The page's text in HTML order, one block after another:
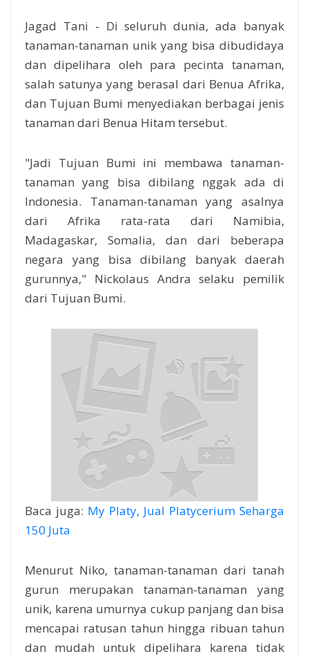
Jagad Tani - Di seluruh dunia, ada banyak
tanaman-tanaman unik yang bisa dibudidaya
dan dipelihara oleh para pecinta tanaman,
salah satunya yang berasal dari Benua Afrika,
dan Tujuan Bumi menyediakan berbagai jenis
tanaman dari Benua Hitam tersebut.
"Jadi Tujuan Bumi ini membawa tanaman-
tanaman yang bisa dibilang nggak ada di
Indonesia. Tanaman-tanaman yang asalnya
dari Afrika rata-rata dari Namibia,
Madagaskar, Somalia, dan dari beberapa
negara yang bisa dibilang banyak daerah
gurunnya," Nickolaus Andra selaku pemilik
dari Tujuan Bumi.
Baca juga: My Platy, Jual Platycerium Seharga
150 Juta
Menurut Niko, tanaman-tanaman dari tanah
gurun merupakan tanaman-tanaman yang
unik, karena umurnya cukup panjang dan bisa
mencapai ratusan tahun hingga ribuan tahun
dan mudah untuk dipelihara karena tidak